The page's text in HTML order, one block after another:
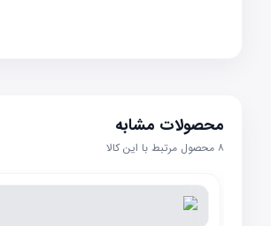
محصولات مشابه
۸ محصول مرتبط با این کالا